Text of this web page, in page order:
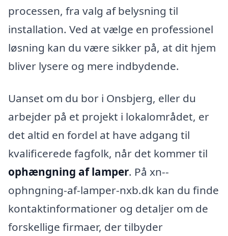
processen, fra valg af belysning til
installation. Ved at vælge en professionel
løsning kan du være sikker på, at dit hjem
bliver lysere og mere indbydende.
Uanset om du bor i Onsbjerg, eller du
arbejder på et projekt i lokalområdet, er
det altid en fordel at have adgang til
kvalificerede fagfolk, når det kommer til
ophængning af lamper. På xn--
ophngning-af-lamper-nxb.dk kan du finde
kontaktinformationer og detaljer om de
forskellige firmaer, der tilbyder